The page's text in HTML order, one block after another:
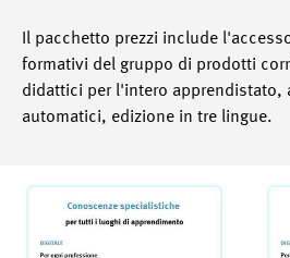
Il pacchetto prezzi include
formativi del gruppo di prodotti
didattici per l'intero apprendistato,
automatici, edizione in tre lingue.